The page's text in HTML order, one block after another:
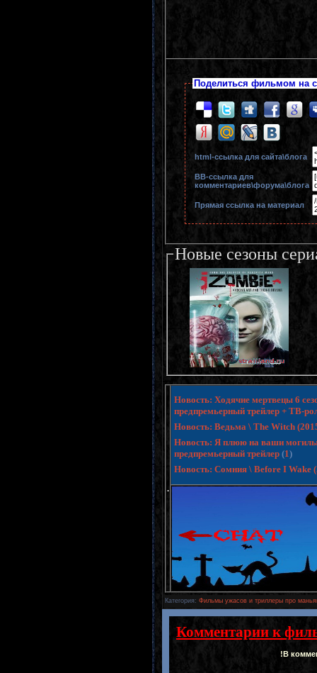
Поделиться фильмом на
html-cсылка для сайта\блога
BB-cсылка для
комментариев\форума\блога
Прямая ссылка на материал
Новые сезоны
.
Новость: Ходячие мертвецы 6
предпремьерный трейлер + ТВ-
Новость: Ведьма \ The Witch
Новость: Я плюю на ваши
предпремьерный трейлер (1)
Новость: Сомния \ Before I Wake
Категория: Фильмы ужасов и триллеры про
Комментарии к
!В